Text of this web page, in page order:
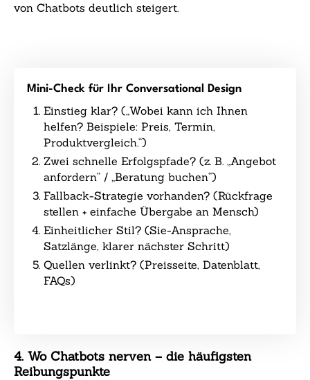
von Chatbots deutlich steigert.
Mini-Check für Ihr Conversational Design
Einstieg klar? („Wobei kann ich Ihnen
helfen? Beispiele: Preis, Termin,
Produktvergleich.“)
Zwei schnelle Erfolgspfade? (z. B. „Angebot
anfordern“ / „Beratung buchen“)
Fallback-Strategie vorhanden? (Rückfrage
stellen + einfache Übergabe an Mensch)
Einheitlicher Stil? (Sie-Ansprache,
Satzlänge, klarer nächster Schritt)
Quellen verlinkt? (Preisseite, Datenblatt,
FAQs)
4. Wo Chatbots nerven – die häufigsten
Reibungspunkte